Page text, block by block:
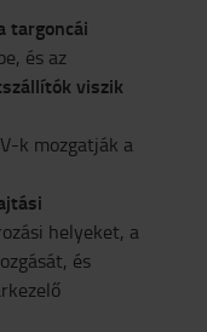
targoncái
és az
viszik
k mozgatják a
helyeket, a
és